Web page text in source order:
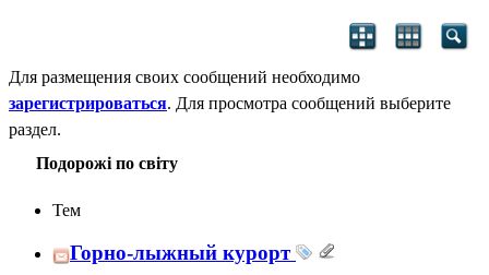
Для размещения своих сообщений необходимо
зарегистрироваться. Для просмотра сообщений выберите
раздел.
Подорожі по світу
Тем
Горно-лыжный курорт